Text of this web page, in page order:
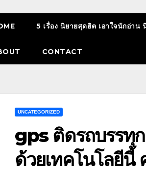
5 เรื่อง นิยายสุดฮิต เอาใจนักอ่าน
CONTACT
UNCATEGORIZED
gps ติดรถบรรทุ
ด้วยเทคโนโลยี